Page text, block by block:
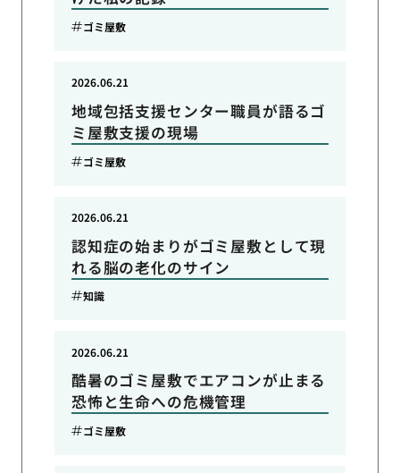
ゴミ屋敷
地域包括支援センター職員が語るゴ
ミ屋敷支援の現場
2026.06.21
ゴミ屋敷
認知症の始まりがゴミ屋敷として現
れる脳の老化のサイン
2026.06.21
知識
酷暑のゴミ屋敷でエアコンが止まる
恐怖と生命への危機管理
2026.06.21
ゴミ屋敷